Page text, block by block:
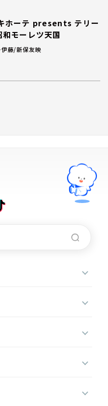
キホーテ presents テリー
モーレツ天国
伊藤/新保友映